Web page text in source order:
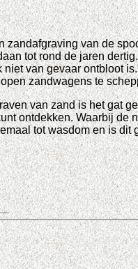
zandafgraving van de
tot rond de jaren
van gevaar ontbloot
zandwagens te
van zand is het gat
ontdekken. Waarbij de
tot wasdom en is